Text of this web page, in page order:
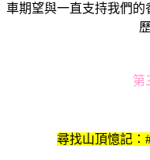
車期望與一直支持我們
第
尋找山頂憶記：